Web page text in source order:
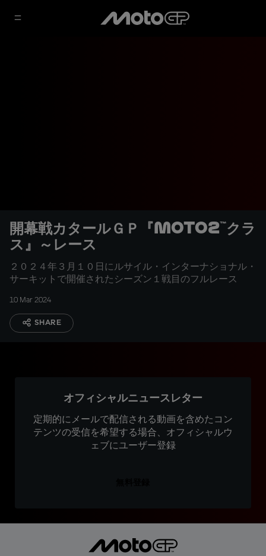
開幕戦カタールＧＰ『Moto2™クラ
ス』～レース
２０２４年３月１０日にルサイル・インターナショナル・
サーキットで開催されたシーズン１戦目のフルレース
10 Mar 2024
SHARE
オフィシャルニュースレター
定期的にメールで配信される動画を含めたコン
テンツの受信を希望する場合、オフィシャルウ
ェブにユーザー登録